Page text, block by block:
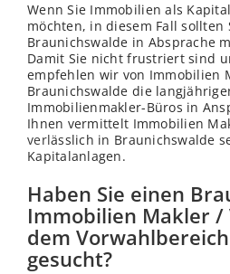
Wenn Sie Immobilien als
möchten, in diesem Fall sollten
Braunichswalde in Absprache
Damit Sie nicht frustriert sind
empfehlen wir von Immobilien
Braunichswalde die
Immobilienmakler-Büros in
Ihnen vermittelt Immobilien
verlässlich in Braunichswalde
Kapitalanlagen.
Haben Sie einen
Immobilien Makler
dem
gesucht?